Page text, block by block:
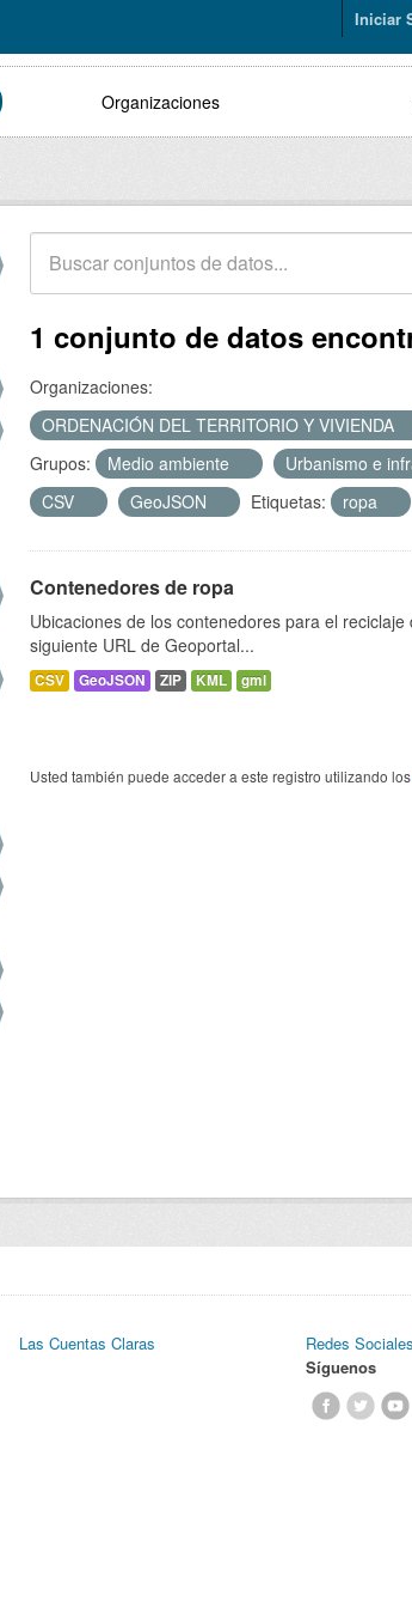
Iniciar
Organizaciones
1 conjunto de datos
Organizaciones:
ORDENACIÓN DEL TERRITORIO Y VIVIENDA
Grupos:
Medio ambiente Urbanismo e
CSV
GeoJSON Etiquetas: ropa
Contenedores de ropa
Ubicaciones de los contenedores para el
siguiente URL de Geoportal...
CSV GeoJSON ZIP KML gml
Usted también puede acceder a este registro utilizando los
Las Cuentas Claras
Redes
Síguenos